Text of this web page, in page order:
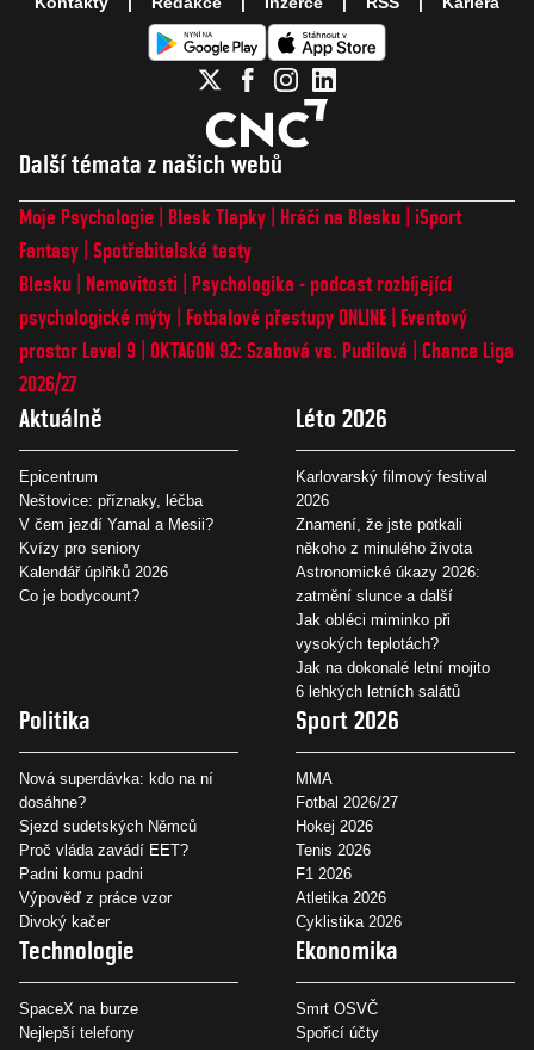
Další témata z našich webů
Moje Psychologie Blesk Tlapky Hráči na Blesku
iSport
Fantasy Spotřebitelské testy
Blesku
Nemovitosti
Psychologika - podcast rozbíjející
psychologické mýty
Fotbalové přestupy ONLINE
Eventový
prostor Level 9 OKTAGON 92: Szabová vs. Pudilová
Chance Liga
2026/27
Aktuálně
Epicentrum
Neštovice: příznaky, léčba
V čem jezdí Yamal a Mesii?
Kvízy pro seniory
Kalendář úplňků 2026
Co je bodycount?
Léto 2026
Karlovarský filmový festival
2026
Znamení, že jste potkali
někoho z minulého života
Astronomické úkazy 2026:
zatmění slunce a další
Jak obléci miminko při
vysokých teplotách?
Jak na dokonalé letní mojito
6 lehkých letních salátů
Politika
Nová superdávka: kdo na ní
dosáhne?
Sjezd sudetských Němců
Proč vláda zavádí EET?
Padni komu padni
Výpověď z práce vzor
Divoký kačer
Sport 2026
MMA
Fotbal 2026/27
Hokej 2026
Tenis 2026
F1 2026
Atletika 2026
Cyklistika 2026
Technologie
SpaceX na burze
Nejlepší telefony
Ekonomika
Smrt OSVČ
Spořicí účty